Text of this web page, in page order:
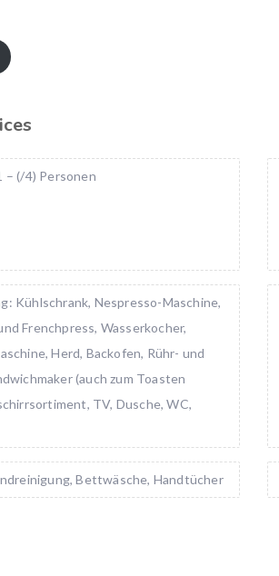
– (/4) Personen
Kühlschrank, Nespresso-Maschine,
Frenchpress, Wasserkocher,
Herd, Backofen, Rühr- und
(auch zum Toasten
TV, Dusche, WC,
Bettwäsche, Handtücher